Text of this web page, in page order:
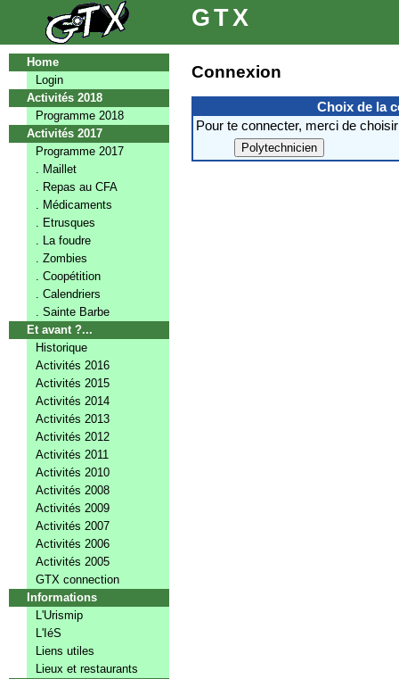
GTX
Home
Login
Activités 2018
Programme 2018
Activités 2017
Programme 2017
. Maillet
. Repas au CFA
. Médicaments
. Etrusques
. La foudre
. Zombies
. Coopétition
. Calendriers
. Sainte Barbe
Et avant ?...
Historique
Activités 2016
Activités 2015
Activités 2014
Activités 2013
Activités 2012
Activités 2011
Activités 2010
Activités 2008
Activités 2009
Activités 2007
Activités 2006
Activités 2005
GTX connection
Informations
L'Urismip
L'IéS
Liens utiles
Lieux et restaurants
Connexion
Choix de la
Pour te connecter, merci de